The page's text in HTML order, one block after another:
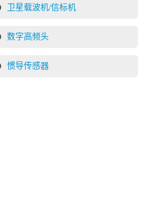
卫星载波机/信标机
数字高频头
惯导传感器